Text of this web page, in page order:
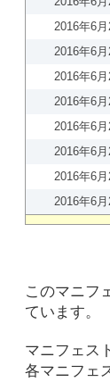
2016年6月
2016年6月
2016年6月
2016年6月
2016年6月
2016年6月
2016年6月
2016年6月
このマニフ
ています。
マニフェス
各マニフェ